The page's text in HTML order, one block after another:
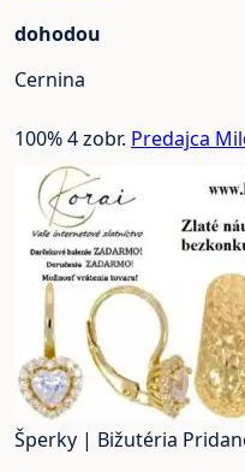
dohodou
Cernina
100%4 zobr. Predajca
Šperky | Bižutéria